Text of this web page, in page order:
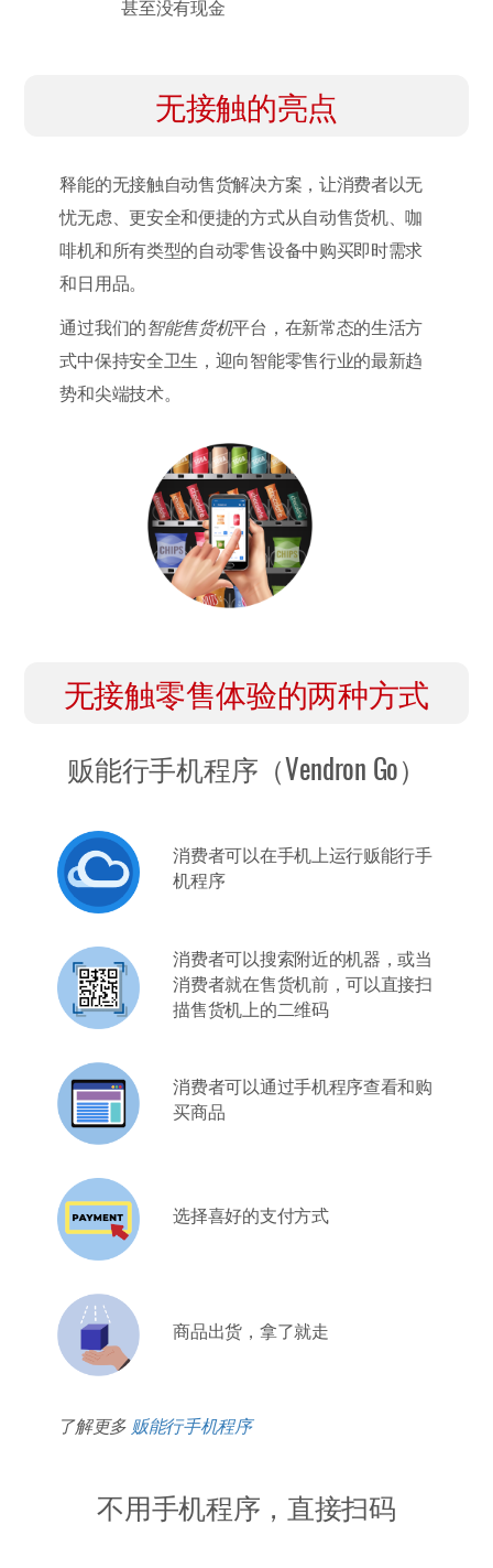
甚至没有现金
无接触的亮点
释能的无接触自动售货解决方案，让消费者以无
忧无虑、更安全和便捷的方式从自动售货机、咖
啡机和所有类型的自动零售设备中购买即时需求
和日用品。
通过我们的智能售货机平台，在新常态的生活方
式中保持安全卫生，迎向智能零售行业的最新趋
势和尖端技术。
无接触零售体验的两种方式
贩能行手机程序（Vendron Go）
消费者可以在手机上运行贩能行手
机程序
消费者可以搜索附近的机器，或当
消费者就在售货机前，可以直接扫
描售货机上的二维码
消费者可以通过手机程序查看和购
买商品
选择喜好的支付方式
商品出货，拿了就走
了解更多 贩能行手机程序
不用手机程序，直接扫码